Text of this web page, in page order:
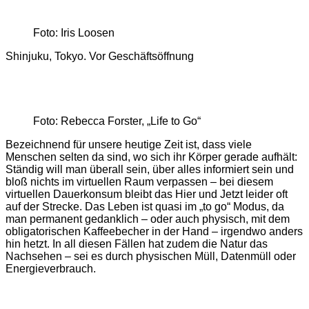
Foto: Iris Loosen
Shinjuku, Tokyo. Vor Geschäftsöffnung
Foto: Rebecca Forster, „Life to Go“
Bezeichnend für unsere heutige Zeit ist, dass viele
Menschen selten da sind, wo sich ihr Körper gerade aufhält:
Ständig will man überall sein, über alles informiert sein und
bloß nichts im virtuellen Raum verpassen – bei diesem
virtuellen Dauerkonsum bleibt das Hier und Jetzt leider oft
auf der Strecke. Das Leben ist quasi im „to go“ Modus, da
man permanent gedanklich – oder auch physisch, mit dem
obligatorischen Kaffeebecher in der Hand – irgendwo anders
hin hetzt. In all diesen Fällen hat zudem die Natur das
Nachsehen – sei es durch physischen Müll, Datenmüll oder
Energieverbrauch.